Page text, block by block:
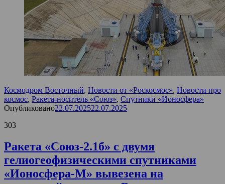
Космодром Восточный, Новости от «Роскосмос», Новости про
космос, Ракета-носитель «Союз», Спутники «Ионосфера»
Опубликовано22.07.202522.07.2025
303
Ракета «Союз-2.1б» с двумя
гелиогеофизическими спутниками
«Ионосфера-М» вывезена на